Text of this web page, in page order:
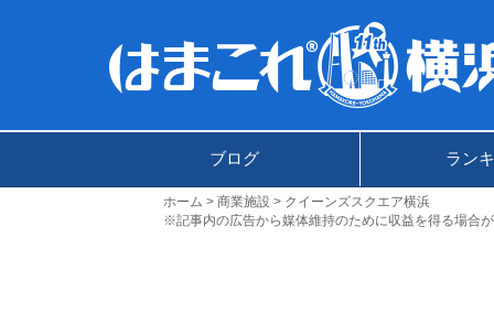
ブログ ラン
ホーム 商業施設
クイーンズスクエア横浜
※記事内の広告から媒体維持のために収益を得る場合